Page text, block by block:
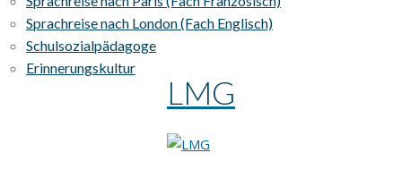
Sprachreise nach London (Fach Englisch)
Schulsozialpädagoge
Erinnerungskultur
LMG